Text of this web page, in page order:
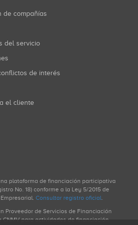
de compañías
del servicio
de interés
el cliente
plataforma de financiación participativa
No. 18) conforme a la Ley 5/2015 de
Consultar registro oficial.
Proveedor de Servicios de Financiación
para actividades de financiación